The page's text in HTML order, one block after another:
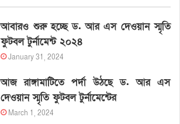
আবারও শুরু হচ্ছে ড. আর এস দেওয়ান স্মৃতি
ফুটবল টুর্নামেন্ট ২০২৪
January 31, 2024
আজ রাঙ্গামাটিতে পর্দা উঠছে ড. আর এস
দেওয়ান স্মৃতি ফুটবল টুর্নামেন্টের
March 1, 2024